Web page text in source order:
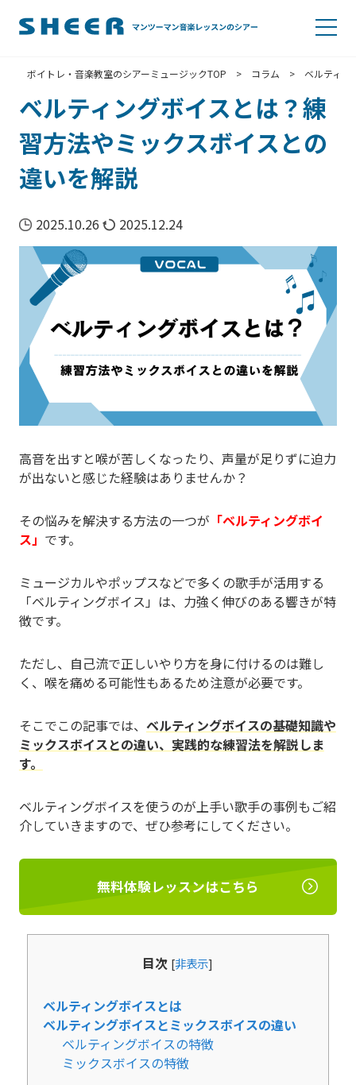
ボイトレ・音楽教室のシアーミュージックTOP > コラム > ベルティン
ベルティングボイスとは？練
習方法やミックスボイスとの
違いを解説
2025.10.26 2025.12.24
高音を出すと喉が苦しくなったり、声量が足りずに迫力
が出ないと感じた経験はありませんか？
その悩みを解決する方法の一つが 「ベルティングボイ
ス」 です。
ミュージカルやポップスなどで多くの歌手が活用する
「ベルティングボイス」は、力強く伸びのある響きが特
徴です。
ただし、自己流で正しいやり方を身に付けるのは難し
く、喉を痛める可能性もあるため注意が必要です。
そこでこの記事では、 ベルティングボイスの基礎知識や
ミックスボイスとの違い、実践的な練習法を解説しま
す。
ベルティングボイスを使うのが上手い歌手の事例もご紹
介していきますので、ぜひ参考にしてください。
無料体験レッスンはこちら
目次 [非表示]
ベルティングボイスとは
ベルティングボイスとミックスボイスの違い
ベルティングボイスの特徴
ミックスボイスの特徴